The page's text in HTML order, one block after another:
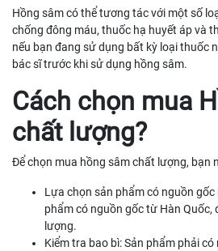
Hồng sâm có thể tương tác với một số
chống đông máu, thuốc hạ huyết áp và
nếu bạn đang sử dụng bất kỳ loại thuốc
bác sĩ trước khi sử dụng hồng sâm.
Cách chọn mua
chất lượng?
Để chọn mua hồng sâm chất lượng, bạn
Lựa chọn sản phẩm có nguồn gốc
phẩm có nguồn gốc từ Hàn
lượng.
Kiểm tra bao bì: Sản phẩm phải